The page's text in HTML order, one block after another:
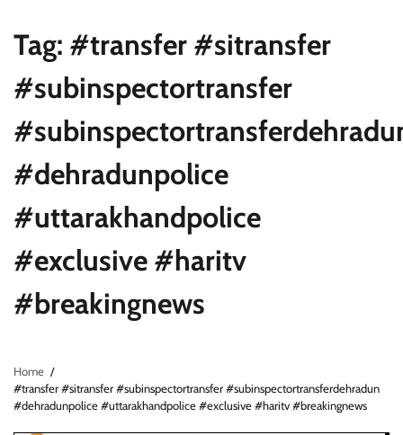
Tag: #transfer #sitransfer
#subinspectortransfer
#dehradunpolice
#uttarakhandpolice
#exclusive #haritv
#breakingnews
Home
#transfer #sitransfer #subinspectortransfer #subinspectortransferdehradun
#dehradunpolice #uttarakhandpolice #exclusive #haritv #breakingnews